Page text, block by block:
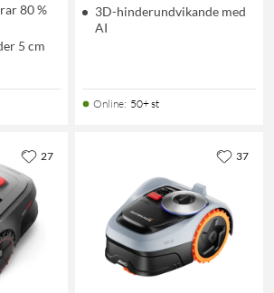
80 %
5 cm
3D-hinderundvikande med
AI
Online: 50+ st
27 37